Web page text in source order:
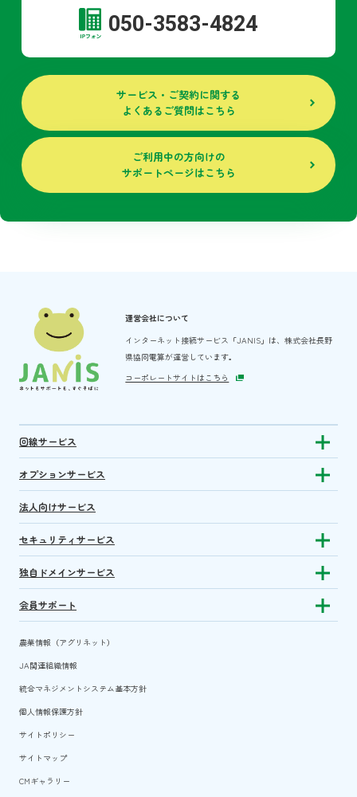
050-3583-4824
サービス・ご契約に関する
よくあるご質問はこちら
ご利用中の方向けの
サポートページはこちら
運営会社について
インターネット接続サービス「JANIS」は、株式会社長野
県協同電算が運営しています。
コーポレートサイトはこちら
回線サービス Show
オプションサービス Show
法人向けサービス
セキュリティサービス Show
独自ドメインサービス Show
会員サポート Show
農業情報（アグリネット）
JA関連組織情報
統合マネジメントシステム基本方針
個人情報保護方針
サイトポリシー
サイトマップ
CMギャラリー